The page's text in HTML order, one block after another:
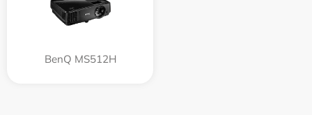
BenQ MS512H